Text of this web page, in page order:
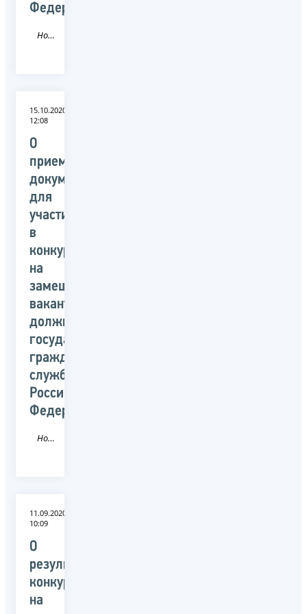
Федерации
Новость
15.10.2020
12:08
О
приеме
документов
для
участия
в
конкурсе
на
замещение
вакантных
должностей
государственной
гражданской
службы
Российской
Федерации
Новость
11.09.2020
10:09
О
результатах
конкурса
на